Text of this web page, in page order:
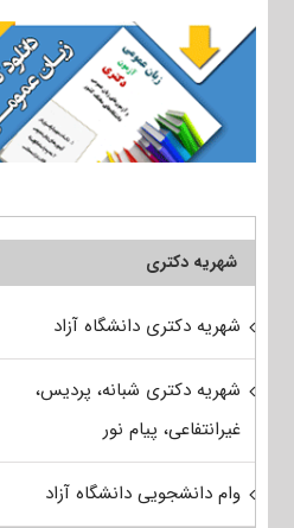
شهریه دکتری
شهریه دکتری دانشگاه آزاد
شهریه دکتری شبانه، پردیس،
غیرانتفاعی، پیام نور
وام دانشجویی دانشگاه آزاد